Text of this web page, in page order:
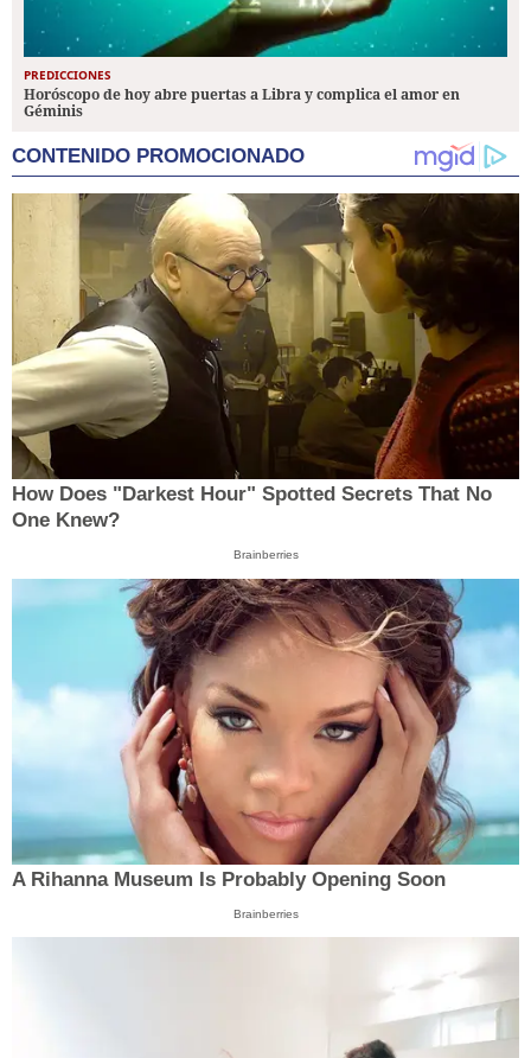
PREDICCIONES
Horóscopo de hoy abre puertas a Libra y complica el amor en
Géminis
CONTENIDO PROMOCIONADO
How Does "Darkest Hour" Spotted Secrets That No
One Knew?
Brainberries
A Rihanna Museum Is Probably Opening Soon
Brainberries